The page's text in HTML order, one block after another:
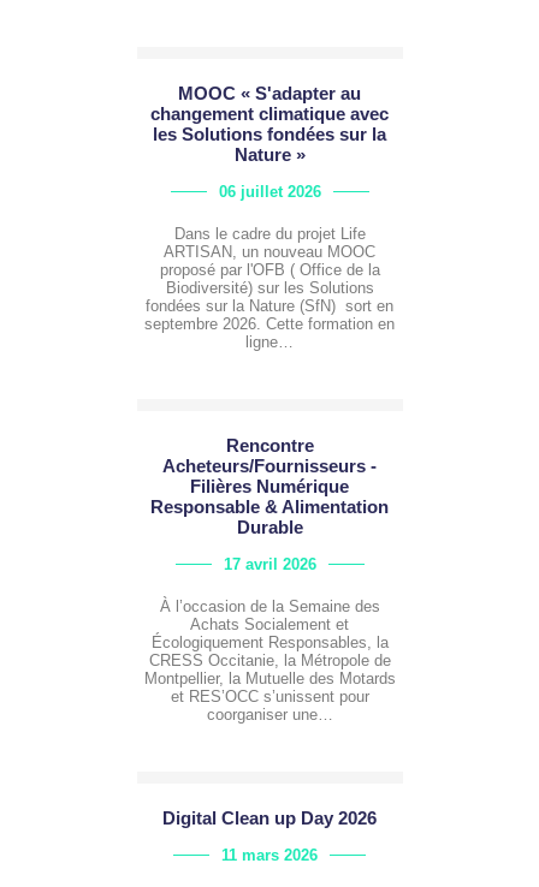
MOOC « S'adapter au
changement climatique avec
les Solutions fondées sur la
Nature »
06 juillet 2026
Dans le cadre du projet Life
ARTISAN, un nouveau MOOC
proposé par l'OFB ( Office de la
Biodiversité) sur les Solutions
fondées sur la Nature (SfN) sort en
septembre 2026. Cette formation en
ligne…
Rencontre
Acheteurs/Fournisseurs -
Filières Numérique
Responsable & Alimentation
Durable
17 avril 2026
À l’occasion de la Semaine des
Achats Socialement et
Écologiquement Responsables, la
CRESS Occitanie, la Métropole de
Montpellier, la Mutuelle des Motards
et RES’OCC s’unissent pour
coorganiser une…
Digital Clean up Day 2026
11 mars 2026